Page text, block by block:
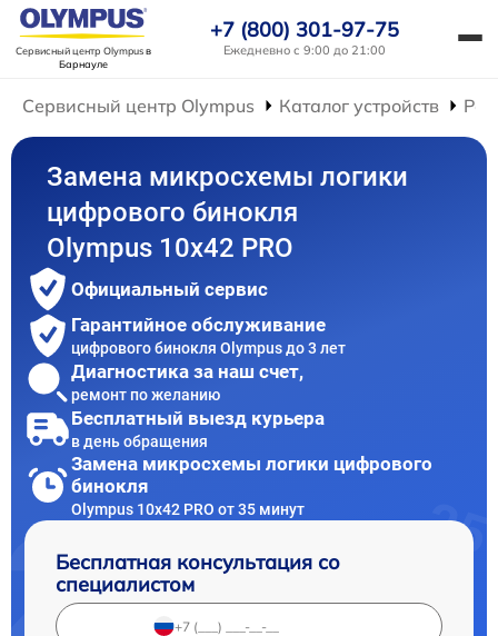
Сервисный центр Olympusв
Барнауле
+7 (800) 301-97-75
Ежедневно с 9:00 до 21:00
Сервисный центр Olympus Каталог устройств
Замена микросхемы логики
цифрового бинокля
Olympus 10x42 PRO
Официальный сервис
Гарантийное обслуживание
цифрового бинокля Olympus до 3 лет
Диагностика за наш счет,
ремонт по желанию
Бесплатный выезд курьера
в день обращения
Замена микросхемы логики цифрового
бинокля
Olympus 10x42 PRO от 35 минут
Бесплатная консультация со
специалистом